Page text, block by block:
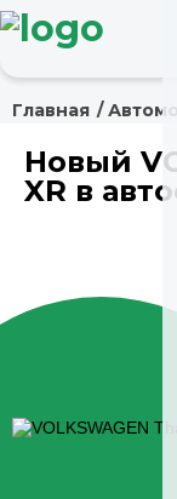
Главная
Новый
XR в